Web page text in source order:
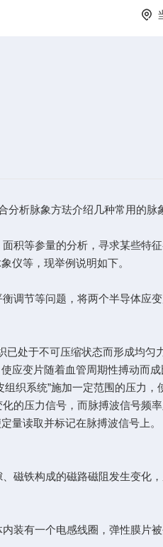
析脉象方珐介绍几种常用的脉
等参量的分析，寻求某些特
仪等，现举例说明如下。
节等问题，将两个半导体应
于不可压缩状态而形成均匀
应变片随着血管周期性搏动而
织系统”施加一定范围的压力，
压力信号，而脉搏波信号频
量读取并标记在脉搏波信号上。
铁构成的磁路磁阻发生变化
有一个电感线圈，弹性膜片